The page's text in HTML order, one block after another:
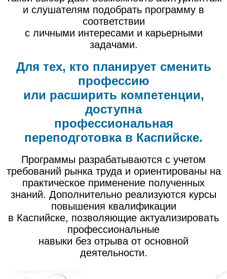
и слушателям подобрать программу в
соответствии
с личными интересами и карьерными
задачами.
Для тех, кто планирует сменить
профессию
или расширить компетенции,
доступна
профессиональная
переподготовка в Каспийске.
Программы разрабатываются с учетом
требований рынка труда и ориентированы на
практическое применение полученных
знаний. Дополнительно реализуются курсы
повышения квалификации
в Каспийске, позволяющие актуализировать
профессиональные
навыки без отрыва от основной
деятельности.